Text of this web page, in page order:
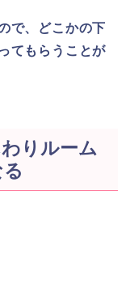
で、どこかの下
てもらうことが
りルーム